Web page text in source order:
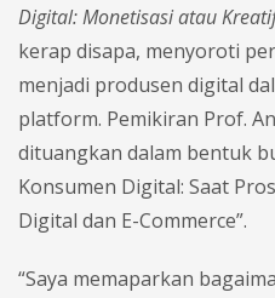
Digital: Monetisasi atau
kerap disapa, menyoroti
menjadi produsen digital
platform. Pemikiran Prof.
dituangkan dalam bentuk
Konsumen Digital: Saat
Digital dan E-Commerce”.
“Saya memaparkan